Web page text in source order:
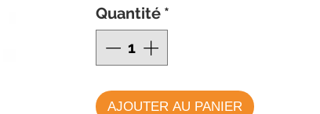
Quantité *
AJOUTER AU PANIER